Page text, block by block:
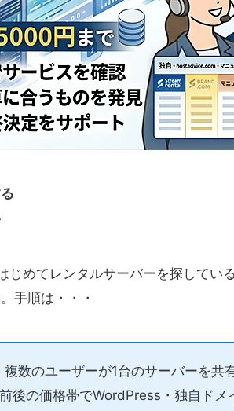
じめてレンタルサーバーを探してい
手順は・・・
数のユーザーが1台のサーバーを
後の価格帯でWordPress・独自ドメ